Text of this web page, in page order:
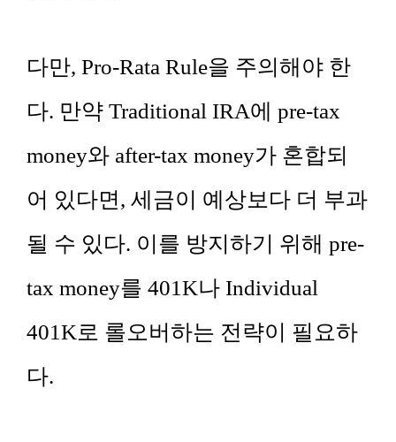
다만, Pro-Rata Rule을 주의해야 한
다. 만약 Traditional IRA에 pre-tax
money와 after-tax money가 혼합되
어 있다면, 세금이 예상보다 더 부과
될 수 있다. 이를 방지하기 위해 pre-
tax money를 401K나 Individual
401K로 롤오버하는 전략이 필요하
다.